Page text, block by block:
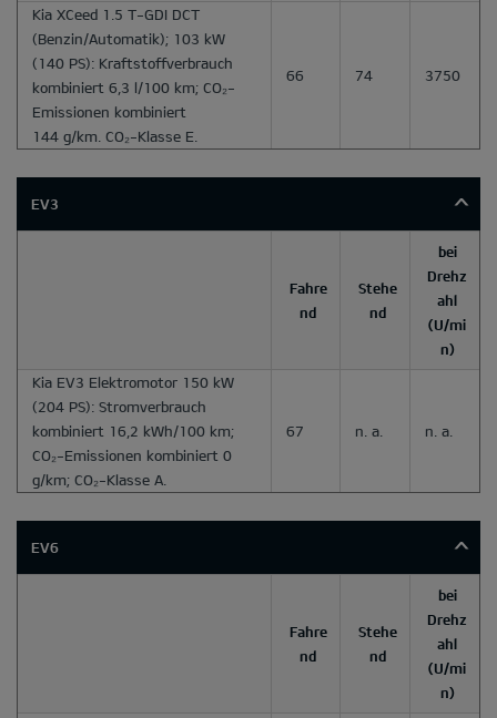
Kia XCeed 1.5 T-GDI DCT
(Benzin/Automatik); 103 kW
(140 PS): Kraftstoffverbrauch
kombiniert 6,3 l/100 km; CO₂-
Emissionen kombiniert
144 g/km. CO₂-Klasse E.
66 74 3750
EV3
Fahre
nd
Stehe
nd
bei
Drehz
ahl
(U/mi
n)
Kia EV3 Elektromotor 150 kW
(204 PS): Stromverbrauch
kombiniert 16,2 kWh/100 km;
CO₂-Emissionen kombiniert 0
g/km; CO₂-Klasse A.
67 n. a. n. a.
EV6
Fahre
nd
Stehe
nd
bei
Drehz
ahl
(U/mi
n)